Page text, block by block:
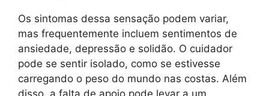
Os sintomas dessa sensação podem variar,
mas frequentemente incluem sentimentos de
ansiedade, depressão e solidão. O cuidador
pode se sentir isolado, como se estivesse
carregando o peso do mundo nas costas. Além
disso, a falta de apoio pode levar a um